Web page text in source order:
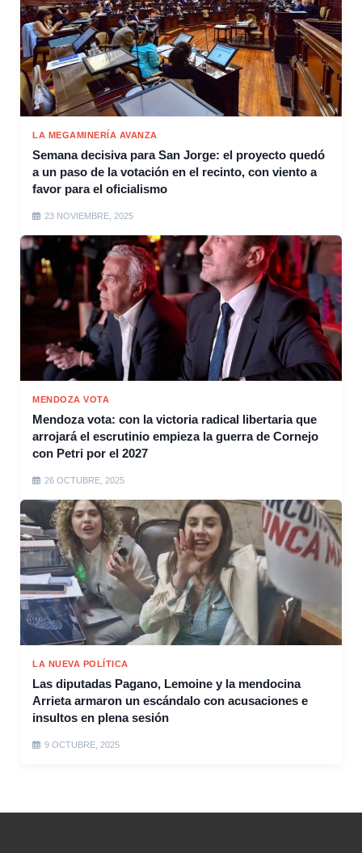
LA MEGAMINERÍA AVANZA
Semana decisiva para San Jorge: el proyecto quedó
a un paso de la votación en el recinto, con viento a
favor para el oficialismo
23 NOVIEMBRE, 2025
MENDOZA VOTA
Mendoza vota: con la victoria radical libertaria que
arrojará el escrutinio empieza la guerra de Cornejo
con Petri por el 2027
26 OCTUBRE, 2025
LA NUEVA POLÍTICA
Las diputadas Pagano, Lemoine y la mendocina
Arrieta armaron un escándalo con acusaciones e
insultos en plena sesión
9 OCTUBRE, 2025